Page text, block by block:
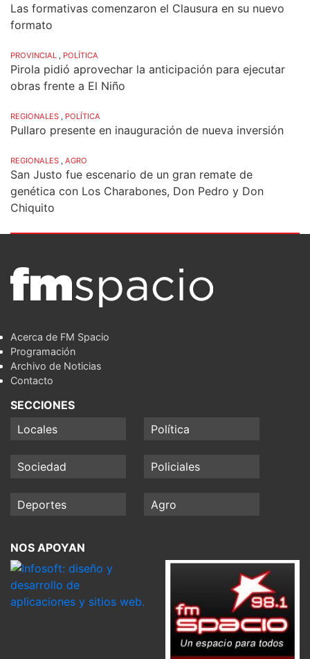
Las formativas comenzaron el Clausura en su nuevo
formato
PROVINCIAL , POLÍTICA
Pirola pidió aprovechar la anticipación para ejecutar
obras frente a El Niño
REGIONALES , POLÍTICA
Pullaro presente en inauguración de nueva inversión
REGIONALES , AGRO
San Justo fue escenario de un gran remate de
genética con Los Charabones, Don Pedro y Don
Chiquito
Acerca de FM Spacio
Programación
Archivo de Noticias
Contacto
SECCIONES
Locales
Política
Sociedad Policiales
Deportes Agro
NOS APOYAN